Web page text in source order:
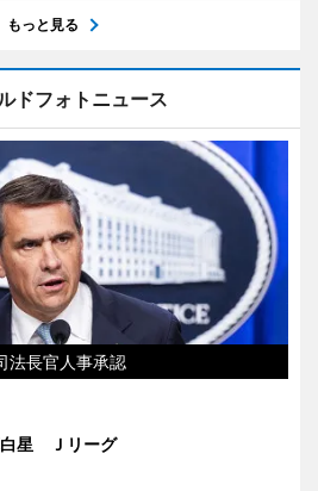
もっと見る
ドフォトニュース
法長官人事承認
白星 Ｊリーグ